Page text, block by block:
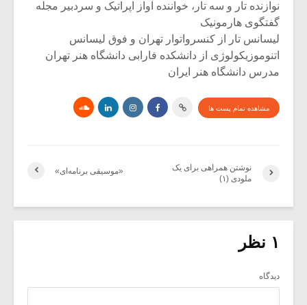
نوازنده تار و سه تار، خواننده آواز اپراتیک و سردبیر مجله
گفتگوی هارمونیک
لیسانس تار از کنسرواتوار تهران و فوق لیسانس
اتنوموزیکولوژی از دانشکده فارابی دانشگاه هنر تهران
مدرس دانشگاه هنر ایران
مشاهده تمام پست ها
«موسیقی برنامه‌ای»
نوشتن همراهی برای یک
ملودی (۱)
۱ نظر
دیدگاه